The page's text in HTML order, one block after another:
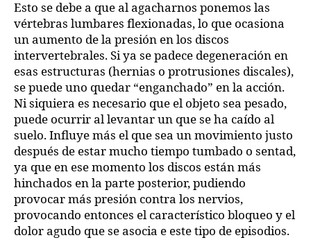
Esto se debe a que al agacharnos ponemos las
vértebras lumbares flexionadas, lo que ocasiona
un aumento de la presión en los discos
intervertebrales. Si ya se padece degeneración en
esas estructuras (hernias o protrusiones discales),
se puede uno quedar “enganchado” en la acción.
Ni siquiera es necesario que el objeto sea pesado,
puede ocurrir al levantar un que se ha caído al
suelo. Influye más el que sea un movimiento justo
después de estar mucho tiempo tumbado o sentad,
ya que en ese momento los discos están más
hinchados en la parte posterior, pudiendo
provocar más presión contra los nervios,
provocando entonces el característico bloqueo y el
dolor agudo que se asocia e este tipo de episodios.